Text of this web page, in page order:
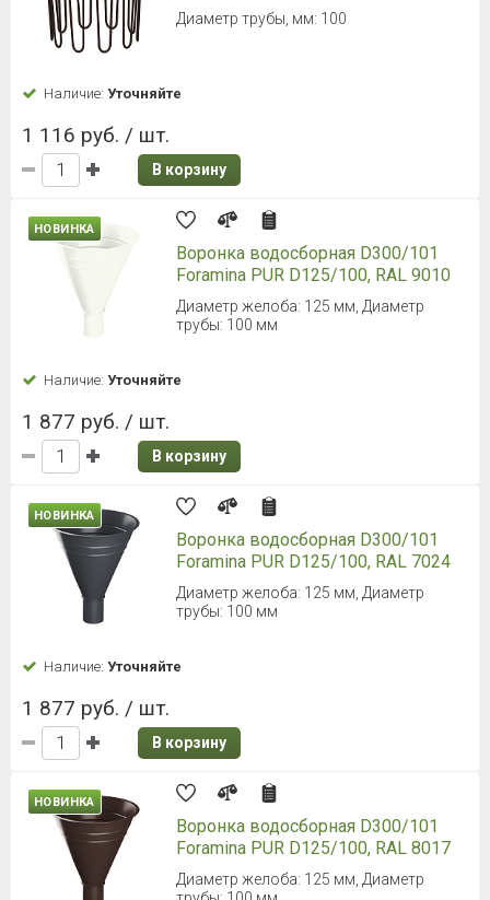
Диаметр трубы, мм: 100
Наличие: Уточняйте
1 116 руб. / шт.
В корзину
НОВИНКА
Воронка водосборная D300/101
Foramina PUR D125/100, RAL 9010
Диаметр желоба: 125 мм, Диаметр
трубы: 100 мм
Наличие: Уточняйте
1 877 руб. / шт.
В корзину
НОВИНКА
Воронка водосборная D300/101
Foramina PUR D125/100, RAL 7024
Диаметр желоба: 125 мм, Диаметр
трубы: 100 мм
Наличие: Уточняйте
1 877 руб. / шт.
В корзину
НОВИНКА
Воронка водосборная D300/101
Foramina PUR D125/100, RAL 8017
Диаметр желоба: 125 мм, Диаметр